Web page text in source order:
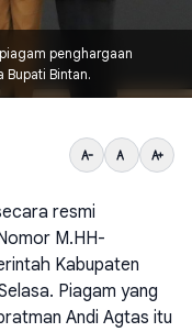
penghargaan
Bupati Bintan.
resmi
M.HH-
Kabupaten
Piagam yang
Andi Agtas itu